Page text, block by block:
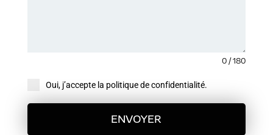
0 / 180
Oui, j’accepte la politique de confidentialité.
ENVOYER